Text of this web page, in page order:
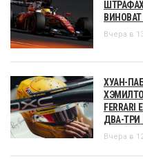
Вчера в
ХУАН-
ДВА-ТРИ
Вчера в